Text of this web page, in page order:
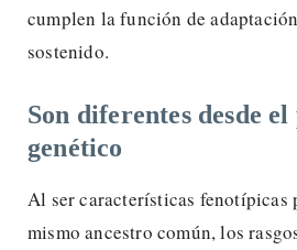
cumplen la función de
sostenido.
Son diferentes desde
genético
Al ser características fenotípicas
mismo ancestro común, los